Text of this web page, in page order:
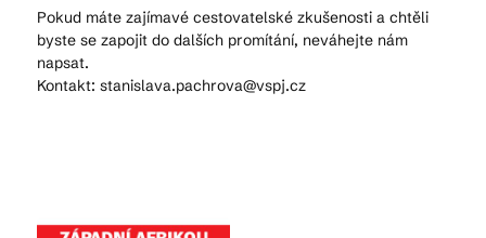
Pokud máte zajímavé cestovatelské zkušenosti a chtěli
byste se zapojit do dalších promítání, neváhejte nám
napsat.
Kontakt: stanislava.pachrova@vspj.cz